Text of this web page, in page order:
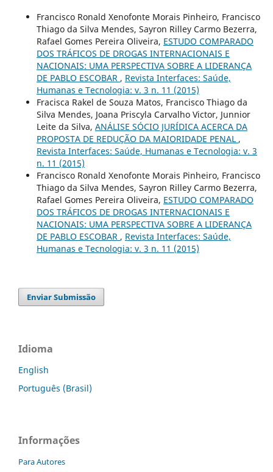
Francisco Ronald Xenofonte Morais Pinheiro, Francisco
Thiago da Silva Mendes, Sayron Rilley Carmo Bezerra,
Rafael Gomes Pereira Oliveira, ESTUDO COMPARADO
DOS TRÁFICOS DE DROGAS INTERNACIONAIS E
NACIONAIS: UMA PERSPECTIVA SOBRE A LIDERANÇA
DE PABLO ESCOBAR , Revista Interfaces: Saúde,
Humanas e Tecnologia: v. 3 n. 11 (2015)
Fracisca Rakel de Souza Matos, Francisco Thiago da
Silva Mendes, Joana Priscyla Carvalho Victor, Junnior
Leite da Silva, ANÁLISE SÓCIO JURÍDICA ACERCA DA
PROPOSTA DE REDUÇÃO DA MAIORIDADE PENAL ,
Revista Interfaces: Saúde, Humanas e Tecnologia: v. 3
n. 11 (2015)
Francisco Ronald Xenofonte Morais Pinheiro, Francisco
Thiago da Silva Mendes, Sayron Rilley Carmo Bezerra,
Rafael Gomes Pereira Oliveira, ESTUDO COMPARADO
DOS TRÁFICOS DE DROGAS INTERNACIONAIS E
NACIONAIS: UMA PERSPECTIVA SOBRE A LIDERANÇA
DE PABLO ESCOBAR , Revista Interfaces: Saúde,
Humanas e Tecnologia: v. 3 n. 11 (2015)
Enviar Submissão
Idioma
English
Português (Brasil)
Informações
Para Autores